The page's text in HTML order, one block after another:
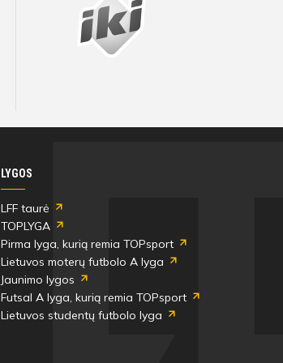
LYGOS
LFF taurė
TOPLYGA
Pirma lyga, kurią remia TOPsport
Lietuvos moterų futbolo A lyga
Jaunimo lygos
Futsal A lyga, kurią remia TOPsport
Lietuvos studentų futbolo lyga